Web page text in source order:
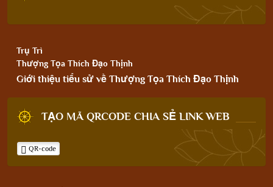
Trụ Trì
Thượng Tọa Thích Đạo Thịnh
Giới thiệu tiểu sử về Thượng Tọa Thích Đạo Thịnh
TẠO MÃ QRCODE CHIA SẺ LINK WEB
QR-code